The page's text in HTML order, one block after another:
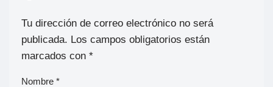
Tu dirección de correo electrónico no será
publicada. Los campos obligatorios están
marcados con *
Nombre *